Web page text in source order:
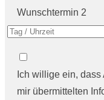
Wunschtermin 2
Ich willige ein,
mir übermittelten